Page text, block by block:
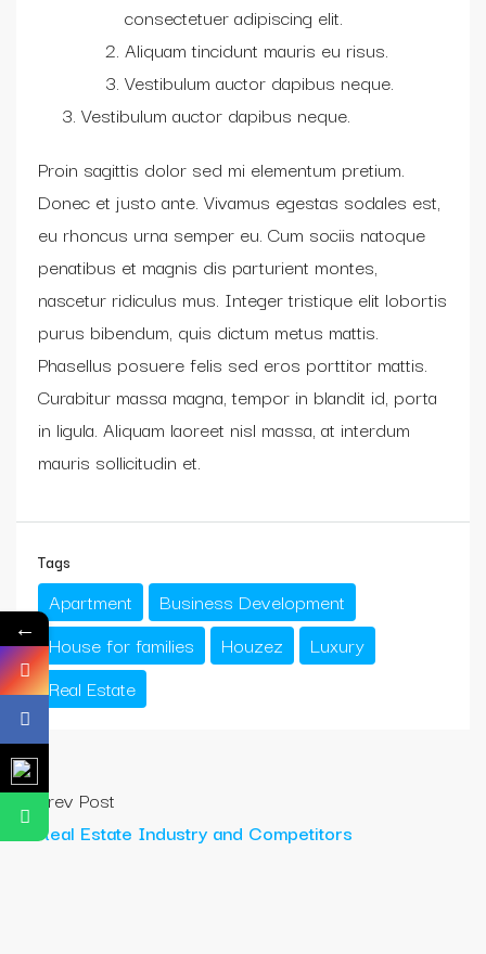
consectetuer adipiscing elit.
Aliquam tincidunt mauris eu risus.
Vestibulum auctor dapibus neque.
Vestibulum auctor dapibus neque.
Proin sagittis dolor sed mi elementum pretium.
Donec et justo ante. Vivamus egestas sodales est,
eu rhoncus urna semper eu. Cum sociis natoque
penatibus et magnis dis parturient montes,
nascetur ridiculus mus. Integer tristique elit lobortis
purus bibendum, quis dictum metus mattis.
Phasellus posuere felis sed eros porttitor mattis.
Curabitur massa magna, tempor in blandit id, porta
in ligula. Aliquam laoreet nisl massa, at interdum
mauris sollicitudin et.
Tags
Apartment
Business Development
House for families
Houzez
Luxury
Real Estate
Prev Post
Real Estate Industry and Competitors
←